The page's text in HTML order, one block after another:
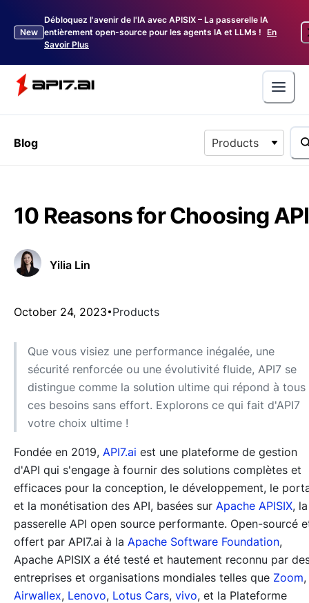
New
Débloquez l'avenir de l'IA avec APISIX – La passerelle IA
entièrement open-source pour les agents IA et LLMs ! En
Savoir Plus
Blog Products
10 Reasons for Choosing
Yilia Lin
October 24, 2023 Products
Que vous visiez une performance inégalée, une
sécurité renforcée ou une évolutivité fluide, API7 se
distingue comme la solution ultime qui répond à tous
ces besoins sans effort. Explorons ce qui fait d'API7
votre choix ultime !
Fondée en 2019, API7.ai est une plateforme de gestion
d'API qui s'engage à fournir des solutions complètes et
efficaces pour la conception, le développement, le
et la monétisation des API, basées sur Apache APISIX, la
passerelle API open source performante. Open-sourcé
offert par API7.ai à la Apache Software Foundation,
Apache APISIX a été testé et hautement reconnu par
entreprises et organisations mondiales telles que Zoom,
Airwallex, Lenovo, Lotus Cars, vivo, et la Plateforme